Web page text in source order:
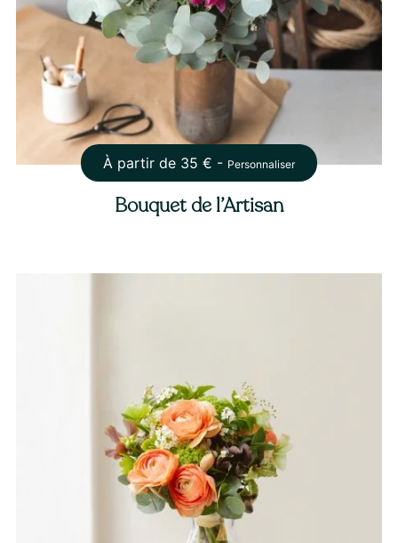
À partir de 35 € - Personnaliser
Bouquet de l’Artisan